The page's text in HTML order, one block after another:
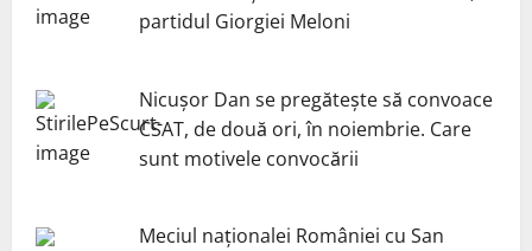
partidul Giorgiei Meloni
Nicuşor Dan se pregăteşte să convoace
CSAT, de două ori, în noiembrie. Care
sunt motivele convocării
Meciul naționalei României cu San